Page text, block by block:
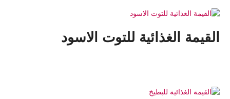
القيمة الغذائية للتوت الاسود